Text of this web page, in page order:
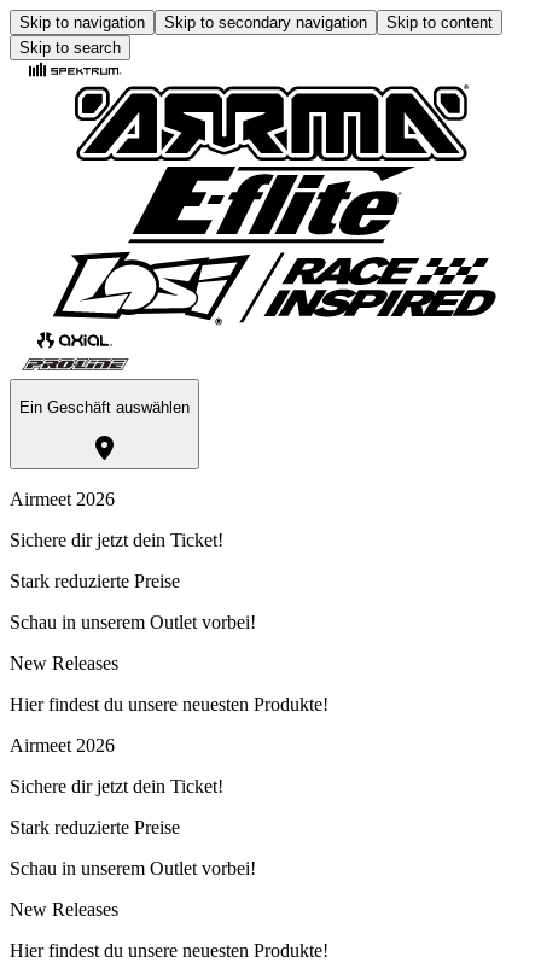
Skip to navigation Skip to secondary navigation
Skip to content
Skip to search
Ein Geschäft auswählen
Airmeet 2026
Sichere dir jetzt dein Ticket!
Stark reduzierte Preise
Schau in unserem Outlet vorbei!
New Releases
Hier findest du unsere neuesten Produkte!
Airmeet 2026
Sichere dir jetzt dein Ticket!
Stark reduzierte Preise
Schau in unserem Outlet vorbei!
New Releases
Hier findest du unsere neuesten Produkte!